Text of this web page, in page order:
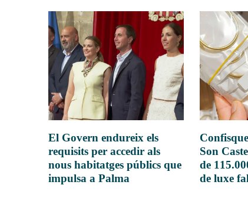
El Govern endureix els
requisits per accedir als
nous habitatges públics que
impulsa a Palma
Son
de
de luxe